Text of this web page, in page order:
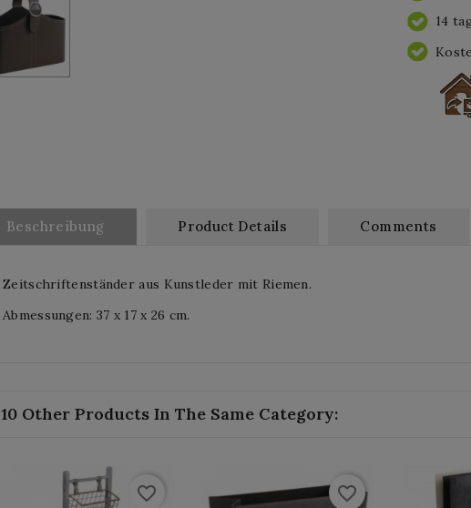
14
Beschreibung Product Details Comments
Zeitschriftenständer aus Kunstleder mit Riemen.
Abmessungen: 37 x 17 x 26 cm.
10 Other Products In The Same Category:
favorite_border favorite_border